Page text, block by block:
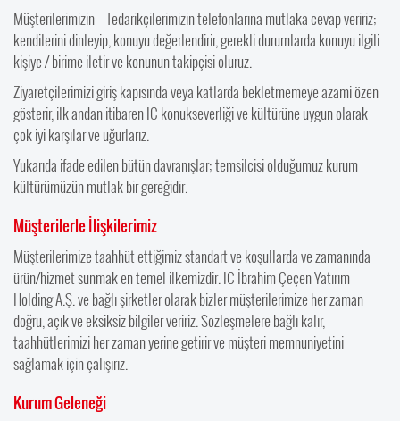
Müşterilerimizin – Tedarikçilerimizin telefonlarına mutlaka cevap veririz;
kendilerini dinleyip, konuyu değerlendirir, gerekli durumlarda konuyu ilgili
kişiye / birime iletir ve konunun takipçisi oluruz.
Ziyaretçilerimizi giriş kapısında veya katlarda bekletmemeye azami özen
gösterir, ilk andan itibaren IC konukseverliği ve kültürüne uygun olarak
çok iyi karşılar ve uğurlarız.
Yukarıda ifade edilen bütün davranışlar; temsilcisi olduğumuz kurum
kültürümüzün mutlak bir gereğidir.
Müşterilerle İlişkilerimiz
Müşterilerimize taahhüt ettiğimiz standart ve koşullarda ve zamanında
ürün/hizmet sunmak en temel ilkemizdir. IC İbrahim Çeçen Yatırım
Holding A.Ş. ve bağlı şirketler olarak bizler müşterilerimize her zaman
doğru, açık ve eksiksiz bilgiler veririz. Sözleşmelere bağlı kalır,
taahhütlerimizi her zaman yerine getirir ve müşteri memnuniyetini
sağlamak için çalışırız.
Kurum Geleneği